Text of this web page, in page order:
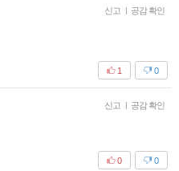
신고 | 공감 확인
0
1
신고 | 공감 확인
0
0